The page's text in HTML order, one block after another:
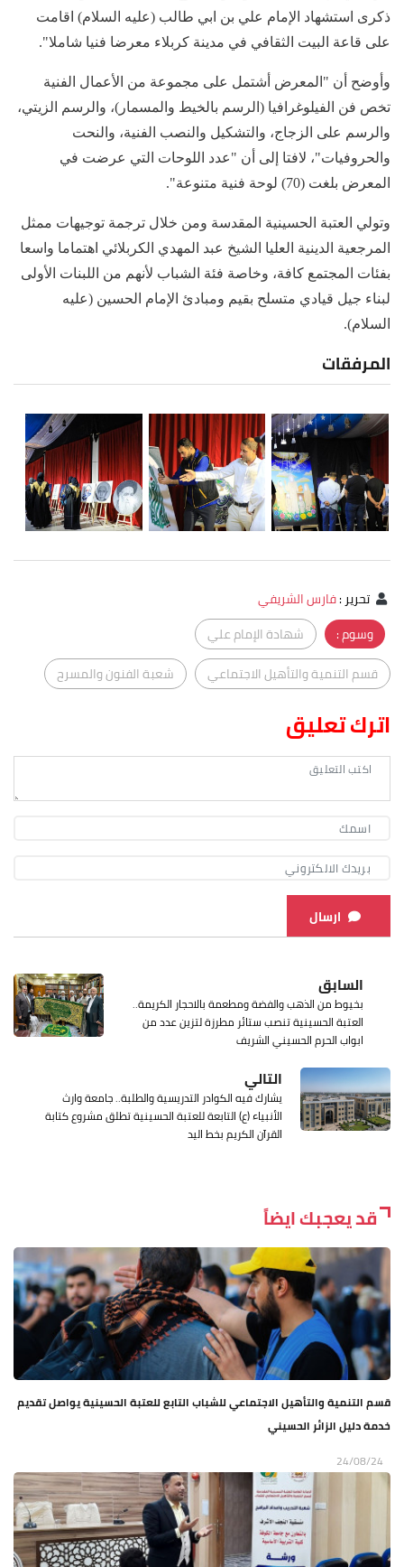
ذكرى استشهاد الإمام علي بن ابي طالب (عليه السلام) اقامت
على قاعة البيت الثقافي في مدينة كربلاء معرضا فنيا شاملا".
وأوضح أن "المعرض أشتمل على مجموعة من الأعمال الفنية
تخص فن الفيلوغرافيا (الرسم بالخيط والمسمار)، والرسم الزيتي،
والرسم على الزجاج، والتشكيل والنصب الفنية، والنحت
والحروفيات"، لافتا إلى أن "عدد اللوحات التي عرضت في
المعرض بلغت (70) لوحة فنية متنوعة".
وتولي العتبة الحسينية المقدسة ومن خلال ترجمة توجيهات ممثل
المرجعية الدينية العليا الشيخ عبد المهدي الكربلائي اهتماما واسعا
بفئات المجتمع كافة، وخاصة فئة الشباب لأنهم من اللبنات الأولى
لبناء جيل قيادي متسلح بقيم ومبادئ الإمام الحسين (عليه
السلام).
المرفقات
تحرير:فارس الشريفي
وسوم :
شهادة الإمام علي
قسم التنمية والتأهيل الاجتماعي
شعبة الفنون والمسرح
اترك تعليق
ارسال
السابق
بخيوط من الذهب والفضة ومطعمة بالاحجار الكريمة..
العتبة الحسينية تنصب ستائر مطرزة لتزين عدد من
ابواب الحرم الحسيني الشريف
التالي
يشارك فيه الكوادر التدريسية والطلبة.. جامعة وارث
الأنبياء (ع) التابعة للعتبة الحسينية تطلق مشروع كتابة
القرآن الكريم بخط اليد
قد يعجبك ايضاً
قسم التنمية والتأهيل الاجتماعي للشباب التابع للعتبة الحسينية يواصل تقديم
خدمة دليل الزائر الحسيني
24/08/24